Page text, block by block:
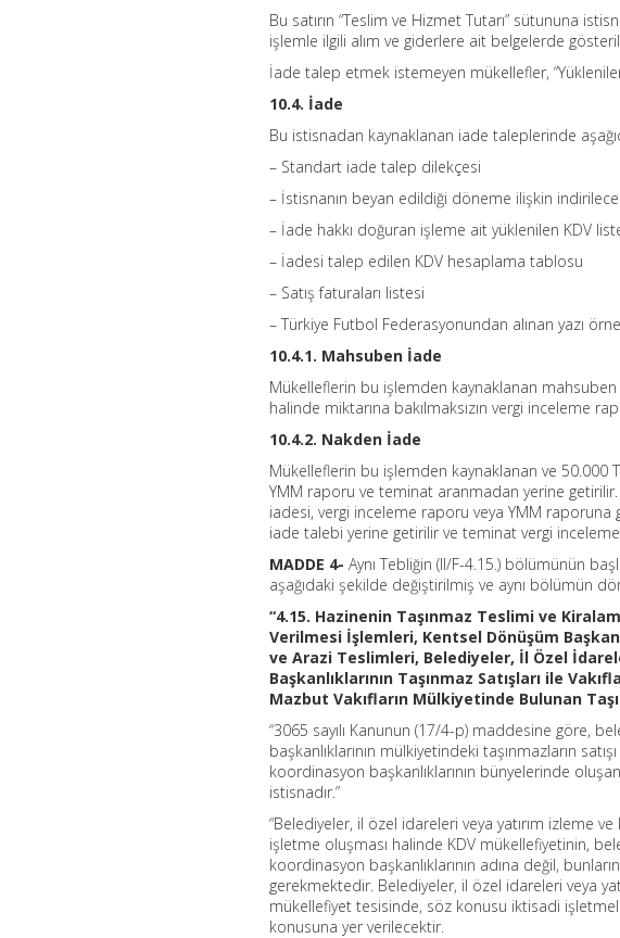
Bu satırın “Teslim ve Hizmet Tutarı” sütununa
işlemle ilgili alım ve giderlere ait belgelerde
İade talep etmek istemeyen mükellefler,
10.4. İade
Bu istisnadan kaynaklanan iade taleplerinde
– Standart iade talep dilekçesi
– İstisnanın beyan edildiği döneme ilişkin
– İade hakkı doğuran işleme ait yüklenilen KDV
– İadesi talep edilen KDV hesaplama tablosu
– Satış faturaları listesi
– Türkiye Futbol Federasyonundan alınan yazı
10.4.1. Mahsuben İade
Mükelleflerin bu işlemden kaynaklanan
halinde miktarına bakılmaksızın vergi inceleme
10.4.2. Nakden İade
Mükelleflerin bu işlemden kaynaklanan ve 50.000
YMM raporu ve teminat aranmadan yerine getirilir.
iadesi, vergi inceleme raporu veya YMM
iade talebi yerine getirilir ve teminat vergi
MADDE 4-Aynı Tebliğin (II/F-4.15.) bölümünün
aşağıdaki şekilde değiştirilmiş ve aynı bölümün
“4.15. Hazinenin Taşınmaz Teslimi ve
Verilmesi İşlemleri, Kentsel Dönüşüm
ve Arazi Teslimleri, Belediyeler, İl Özel
Başkanlıklarının Taşınmaz Satışları ile
Mazbut Vakıfların Mülkiyetinde Bulunan
“3065 sayılı Kanunun (17/4-p) maddesine göre,
başkanlıklarının mülkiyetindeki taşınmazların
koordinasyon başkanlıklarının bünyelerinde
istisnadır.”
“Belediyeler, il özel idareleri veya yatırım izleme
işletme oluşması halinde KDV mükellefiyetinin,
koordinasyon başkanlıklarının adına değil,
gerekmektedir. Belediyeler, il özel idareleri veya
mükellefiyet tesisinde, söz konusu iktisadi
konusuna yer verilecektir.